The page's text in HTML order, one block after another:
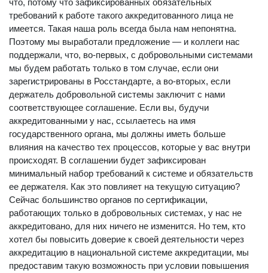
что, потому что зафиксированных обязательных
требований к работе такого аккредитованного лица не
имеется. Такая наша роль всегда была нам непонятна.
Поэтому мы выработали предложение — и коллеги нас
поддержали, что, во-первых, с добровольными системами
мы будем работать только в том случае, если они
зарегистрированы в Росстандарте, а во-вторых, если
держатель добровольной системы заключит с нами
соответствующее соглашение. Если вы, будучи
аккредитованными у нас, ссылаетесь на имя
государственного органа, мы должны иметь больше
влияния на качество тех процессов, которые у вас внутри
происходят. В соглашении будет зафиксирован
минимальный набор требований к системе и обязательств
ее держателя. Как это повлияет на текущую ситуацию?
Сейчас большинство органов по сертификации,
работающих только в добровольных системах, у нас не
аккредитовано, для них ничего не изменится. Но тем, кто
хотел бы повысить доверие к своей деятельности через
аккредитацию в национальной системе аккредитации, мы
предоставим такую возможность при условии повышения